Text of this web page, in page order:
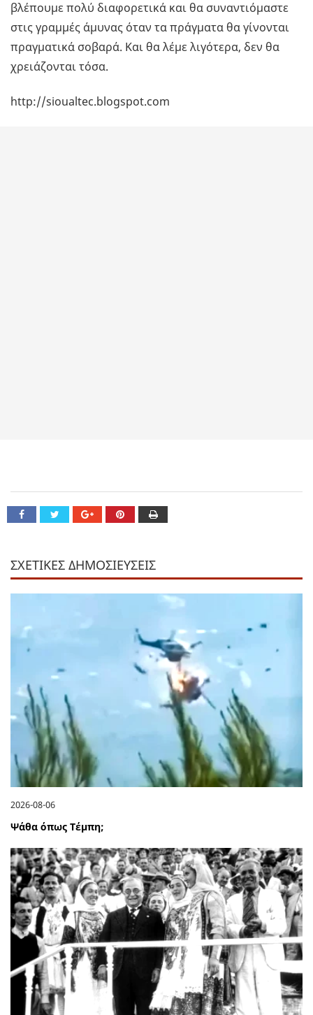
βλέπουμε πολύ διαφορετικά και θα συναντιόμαστε
στις γραμμές άμυνας όταν τα πράγματα θα γίνονται
πραγματικά σοβαρά. Και θα λέμε λιγότερα, δεν θα
χρειάζονται τόσα.
http://sioualtec.blogspot.com
ΣΧΕΤΙΚΕΣ ΔΗΜΟΣΙΕΥΣΕΙΣ
2026-08-06
Ψάθα όπως Τέμπη;